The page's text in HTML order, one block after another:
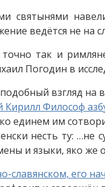
святынями
ведётся не на
так и
Погодин в
взгляд
Кирилл Философ
единем им
несть ту: …не
и языки, яко же
славянском, его